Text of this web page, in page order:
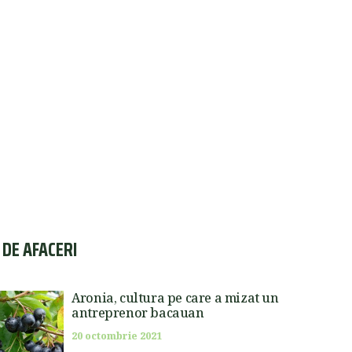
AFACERI
Aronia, cultura pe care a mizat un
antreprenor bacauan
20 octombrie 2021